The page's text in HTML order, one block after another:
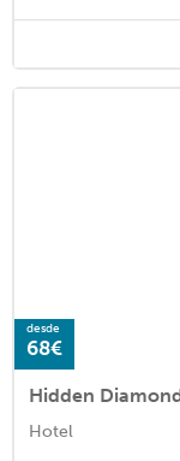
desde
68€
Hidden
Hotel